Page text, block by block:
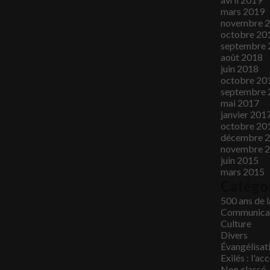
mars 2019
novembre
octobre
septembre
août 2018
juin 2018
octobre
septembre
mai 2017
janvier
octobre
décembre
novembre
juin 2015
mars 2015
500 ans de
Culture
Divers
Exilés :